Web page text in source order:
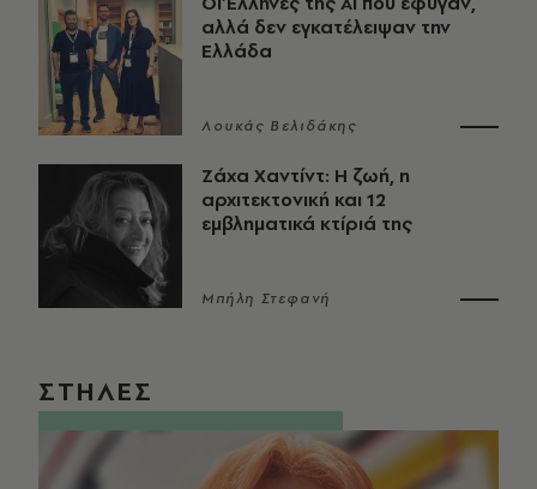
αλλά δεν εγκατέλειψαν την
Ελλάδα
Λουκάς Βελιδάκης
Ζάχα Χαντίντ: Η ζωή, η
αρχιτεκτονική και 12
εμβληματικά κτίριά της
Μπήλη Στεφανή
ΣΤΗΛΕΣ